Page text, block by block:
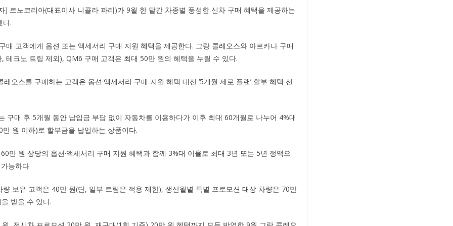
] 르노코리아(대표이사 니콜라 파리)가 9월 한 달간 차종별 풍성한 신차 구매 혜택을 제공하는
다.
매 고객에게 옵션 또는 액세서리 구매 지원 혜택을 제공한다. 그랑 콜레오스와 아르카나 구매
테크노 트림 제외), QM6 구매 고객은 최대 50만 원의 혜택을 누릴 수 있다.
오스를 구매하는 고객은 옵션·액세서리 구매 지원 혜택 대신 ‘5개월 제로 플랜’ 할부 혜택 선
구매 후 5개월 동안 납입금 부담 없이 자동차를 이용하다가 이후 최대 60개월로 나누어 4%대
원 이하)로 할부금을 납입하는 상품이다.
만 원 상당의 옵션·액세서리 구매 지원 혜택과 함께 3%대 이율로 최대 3년 또는 5년 정액으
능하다.
보유 고객은 40만 원(단, 일부 트림은 적용 제한), 생산월별 특별 프로모션 대상 차량은 70만
받을 수 있다.